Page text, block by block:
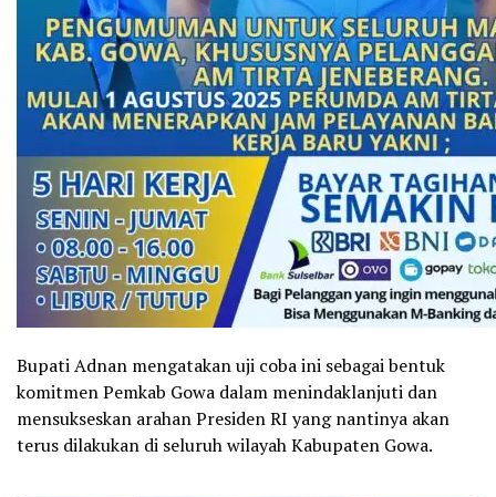
Bupati Adnan mengatakan uji coba ini sebagai bentuk
komitmen Pemkab Gowa dalam menindaklanjuti dan
mensukseskan arahan Presiden RI yang nantinya akan
terus dilakukan di seluruh wilayah Kabupaten Gowa.